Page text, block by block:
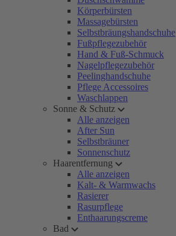
Körperbürsten
Massagebürsten
Selbstbräungshandschuhe
Fußpflegezubehör
Hand & Fuß-Schmuck
Nagelpflegezubehör
Peelinghandschuhe
Pflege Accessoires
Waschlappen
Sonne & Schutz
Alle anzeigen
After Sun
Selbstbräuner
Sonnenschutz
Haarentfernung
Alle anzeigen
Kalt- & Warmwachs
Rasierer
Rasurpflege
Enthaarungscreme
Bad